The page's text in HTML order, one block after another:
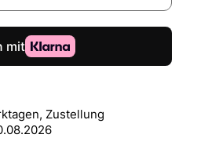
Zustellung